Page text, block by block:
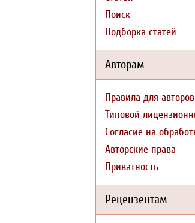
Поиск
Подборка статей
Авторам
Правила для авторов
Типовой
Согласие на
Авторские права
Приватность
Рецензентам